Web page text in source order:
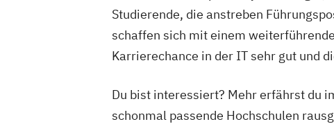
Studierende, die anstreben
schaffen sich mit einem
Karrierechance in der IT sehr gut und
Du bist interessiert? Mehr erfährst du
schonmal passende Hochschulen